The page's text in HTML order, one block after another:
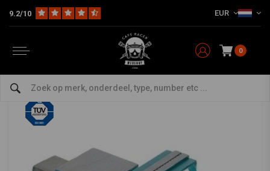
9.2/10 EUR
0
Bromfiets Onderhoud Bankschroef draaibaar 100 mm
bekijk alles van Mannesmann
Bankschroef draaibaar 100 mm